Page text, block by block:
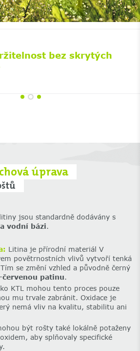
bez skrytých
úprava
jsou standardně dodávány s
vodní bázi.
Litina je přírodní materiál V
povětrnostních vlivů vytvoří tenká
se změní vzhled a původně černý
červenou patinu.
KTL mohou tento proces pouze
mu trvale zabránit.‌ Oxidace je
nemá vliv na kvalitu, stabilitu ani
být rošty také lokálně potaženy
aby splňovaly specifické